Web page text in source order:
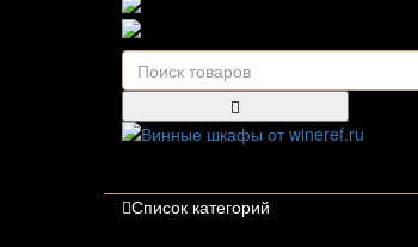
Список категорий